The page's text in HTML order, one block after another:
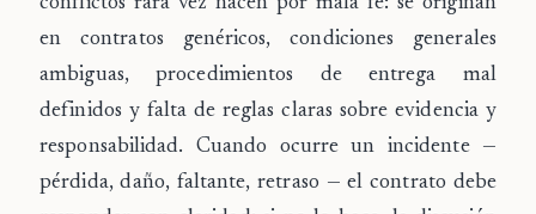
en contratos genéricos, condiciones generales
ambiguas, procedimientos de entrega mal
definidos y falta de reglas claras sobre evidencia y
responsabilidad. Cuando ocurre un incidente —
pérdida, daño, faltante, retraso — el contrato debe